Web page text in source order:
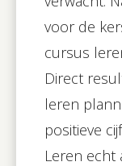
voor de
cursus
Direct
leren
positieve
Leren echt